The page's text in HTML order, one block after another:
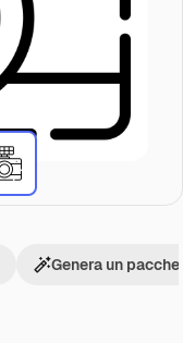
Genera un